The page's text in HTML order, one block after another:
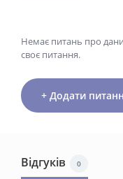
Немає питань про
своє питання.
+ Додати
Відгуків 0